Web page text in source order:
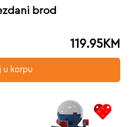
brod
119.95KM
u korpu